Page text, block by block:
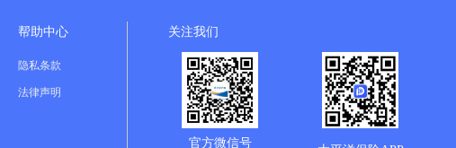
帮助中心
隐私条款
法律声明
关注我们
官方微信号